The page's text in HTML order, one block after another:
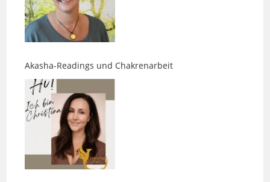
Akasha-Readings und Chakrenarbeit
Was Gesichter über Menschen erzählen